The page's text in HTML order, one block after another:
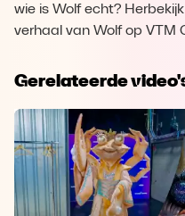
wie is Wolf echt?
verhaal van Wolf op VTM
Gerelateerde